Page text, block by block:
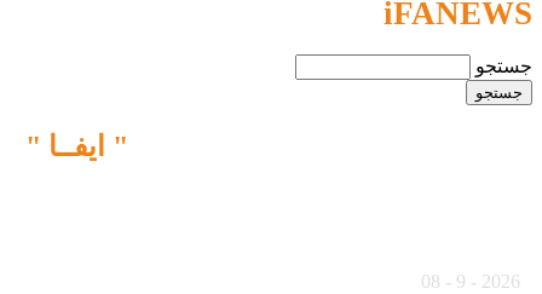
iFANEWS
جستجو
" ایفــا "
2026 - 9 - 08